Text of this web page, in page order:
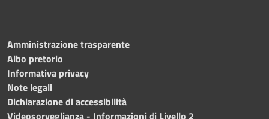
Amministrazione trasparente
Albo pretorio
Informativa privacy
Note legali
Dichiarazione di accessibilità
Videosorveglianza - Informazioni di Livello 2